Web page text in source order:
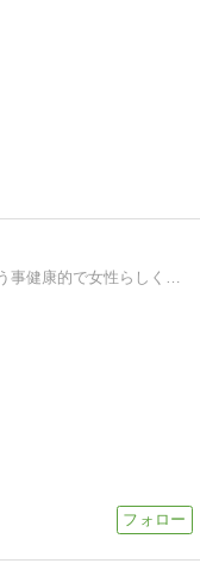
自然に美しく歳を重ねていく為に思い思う事健康的で女性らしく、いつまでも輝き続けていきたいと願いながら書いています。